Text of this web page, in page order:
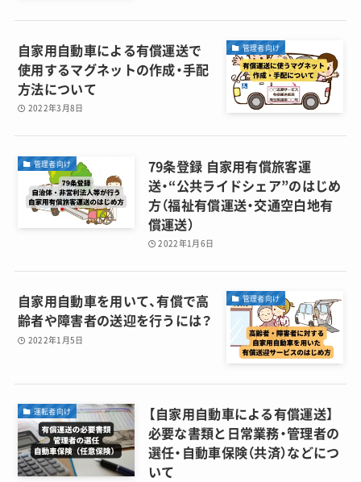
管理者向け
自家用自動車による有償運送で
使用するマグネットの作成・手配
方法について
2022年3月8日
管理者向け
79条登録 自家用有償旅客運
送・“公共ライドシェア”のはじめ
方（福祉有償運送・交通空白地有
償運送）
2022年1月6日
管理者向け
自家用自動車を用いて、有償で高
齢者や障害者の送迎を行うには？
2022年1月5日
運転者向け
【自家用自動車による有償運送】
必要な書類と日常業務・管理者の
選任・自動車保険（共済）などにつ
いて